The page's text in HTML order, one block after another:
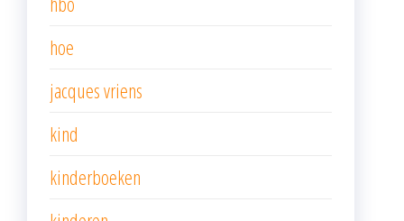
hoe
jacques vriens
kind
kinderboeken